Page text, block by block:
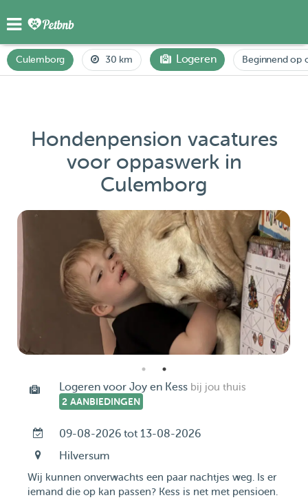
Culemborg 30 km Logeren Beginnend op
Hondenpension vacatures
voor oppaswerk in
Culemborg
Logeren voor Joy en Kess bij jou thuis
2 AANBIEDINGEN
09-08-2026 tot 13-08-2026
Hilversum
Wij kunnen onverwachts een paar nachtjes weg. Is er
iemand die op kan passen? Kess is net met pensioen.